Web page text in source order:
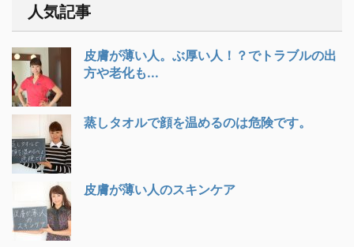
人気記事
皮膚が薄い人。ぶ厚い人！？でトラブルの出
方や老化も...
蒸しタオルで顔を温めるのは危険です。
皮膚が薄い人のスキンケア